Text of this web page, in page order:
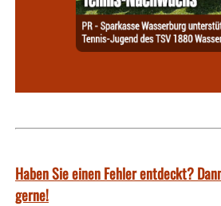
Haben Sie einen Fehler entdeckt?
gerne!